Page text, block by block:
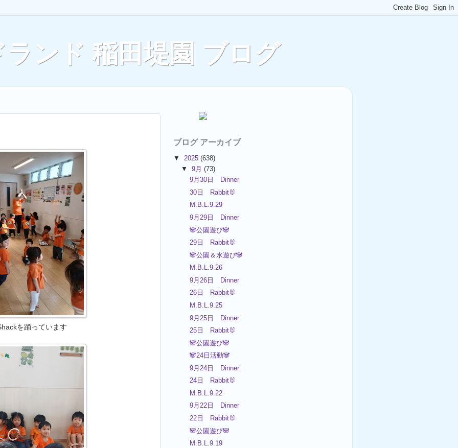
ンド 稲田堤園 ブログ
を踊っています
ブログ アーカイブ
▼ 2025 (638)
▼9月(73)
9月30日 Dinner
30日 Rabbit🐰
M.B.L.9.29
9月29日 Dinner
🐼公園遊び🐼
29日 Rabbit🐰
🐼公園＆水遊び🐼
M.B.L.9.26
9月26日 Dinner
26日 Rabbit🐰
M.B.L.9.25
9月25日 Dinner
25日 Rabbit🐰
🐼公園遊び🐼
🐼24日活動🐼
9月24日 Dinner
24日 Rabbit🐰
M.B.L.9.22
9月22日 Dinner
22日 Rabbit🐰
🐼公園遊び🐼
M.B.L.9.19